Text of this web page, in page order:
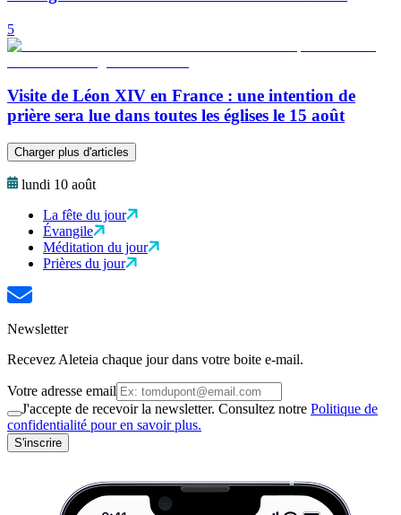
5
Visite de Léon XIV en France : une intention de
prière sera lue dans toutes les églises le 15 août
Charger plus d'articles
lundi 10 août
La fête du jour
Évangile
Méditation du jour
Prières du jour
Newsletter
Recevez Aleteia chaque jour dans votre boite e-mail.
Votre adresse email
J'accepte de recevoir la newsletter. Consultez notre Politique de
confidentialité pour en savoir plus.
S'inscrire